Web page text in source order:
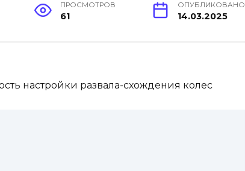
ПРОСМОТРОВ
61
ОПУБЛИКОВАНО
14.03.2025
настройки развала-схождения колес